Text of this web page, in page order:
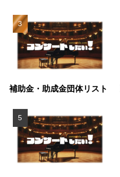
補助金・助成金団体リスト